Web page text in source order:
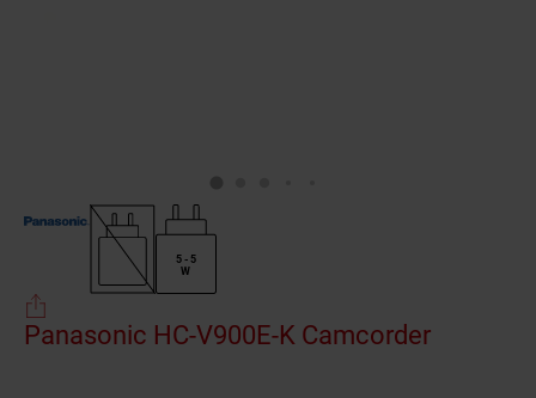
5 - 5
W
Panasonic HC-V900E-K Camcorder